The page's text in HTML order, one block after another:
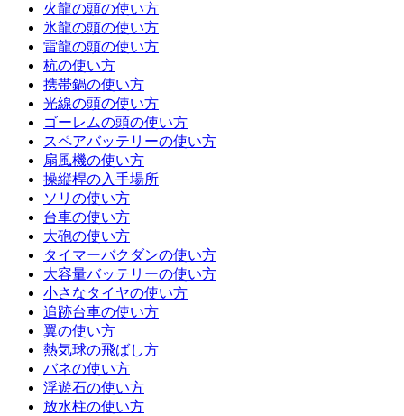
火龍の頭の使い方
氷龍の頭の使い方
雷龍の頭の使い方
杭の使い方
携帯鍋の使い方
光線の頭の使い方
ゴーレムの頭の使い方
スペアバッテリーの使い方
扇風機の使い方
操縦桿の入手場所
ソリの使い方
台車の使い方
大砲の使い方
タイマーバクダンの使い方
大容量バッテリーの使い方
小さなタイヤの使い方
追跡台車の使い方
翼の使い方
熱気球の飛ばし方
バネの使い方
浮遊石の使い方
放水柱の使い方